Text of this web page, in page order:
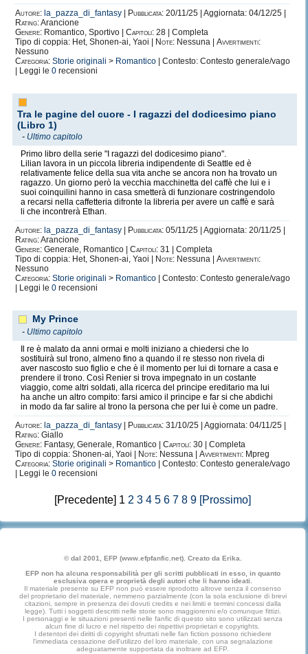
Autore: la_pazza_di_fantasy Pubblicata: 20/11/25 | Aggiornata: 04/12/25 |
Rating:Arancione
Genere: Romantico, Sportivo | Capitoli: 28 | Completa
Tipo di coppia: Het, Shonen-ai, Yaoi |
Note: Nessuna | Avvertimenti:
Nessuno
Categoria: Storie originali > Romantico | Contesto: Contesto generale/vago
| Leggi le 0 recensioni
Tra le pagine del cuore - I ragazzi del dodicesimo piano
(Libro 1)
- Ultimo capitolo
Primo libro della serie "I ragazzi del dodicesimo piano".
Lilian lavora in un piccola libreria indipendente di Seattle ed è
relativamente felice della sua vita anche se ancora non ha trovato un
ragazzo. Un giorno però la vecchia macchinetta del caffè che lui e i
suoi coinquilini hanno in casa smetterà di funzionare costringendolo
a recarsi nella caffetteria difronte la libreria per avere un caffè e sarà
li che incontrerà Ethan.
Autore: la_pazza_di_fantasy Pubblicata: 05/11/25 | Aggiornata: 20/11/25 |
Rating:Arancione
Genere: Generale, Romantico | Capitoli: 31 | Completa
Tipo di coppia: Het, Shonen-ai, Yaoi |
Note: Nessuna | Avvertimenti:
Nessuno
Categoria: Storie originali > Romantico | Contesto: Contesto generale/vago
| Leggi le 0 recensioni
My Prince
- Ultimo capitolo
Il re è malato da anni ormai e molti iniziano a chiedersi che lo
sostituirà sul trono, almeno fino a quando il re stesso non rivela di
aver nascosto suo figlio e che è il momento per lui di tornare a casa e
prendere il trono. Così Renier si trova impegnato in un costante
viaggio, come altri soldati, alla ricerca del principe ereditario ma lui
ha anche un altro compito: farsi amico il principe e far si che abdichi
in modo da far salire al trono la persona che per lui è come un padre.
Autore: la_pazza_di_fantasy Pubblicata: 31/10/25 | Aggiornata: 04/11/25 |
Rating: Giallo
Genere: Fantasy, Generale, Romantico | Capitoli: 30 | Completa
Tipo di coppia: Shonen-ai, Yaoi |
Note: Nessuna | Avvertimenti: Mpreg
Categoria: Storie originali > Romantico | Contesto: Contesto generale/vago
| Leggi le 0 recensioni
[Precedente] 1 2 3 4 5 6 7 8 9 [Prossimo]
© dal 2001, EFP (www.efpfanfic.net). Creato da Erika.
EFP non ha alcuna responsabilità per gli scritti pubblicati in esso, in quanto
esclusiva opera e proprietà degli autori che li hanno ideati.
Il materiale presente su EFP non può essere riprodotto altrove senza il consenso
del proprietario del materiale, nemmeno parzialmente (con la sola esclusione di brevi
citazioni, sempre in presenza dei dovuti credits e nei limiti e termini concessi dalla
legge). Tutti i soggetti descritti nelle storie sono maggiorenni e/o comunque fittizi.
I personaggi e le situazioni presenti nelle fanfic di questo sito sono utilizzati senza
alcun fine di lucro e nel rispetto dei rispettivi proprietari e copyrights.
I detentori dei diritti di copyright sfruttati nelle fan fiction possono richiedere
l'immediata cessazione dell'utilizzo del loro materiale, con una segnalazione
adeguatamente supportata da inoltrare ad EFP.